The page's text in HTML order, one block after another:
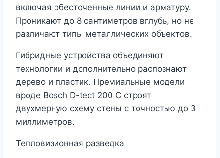
включая обесточенные линии и арматуру.
Проникают до 8 сантиметров вглубь, но не
различают типы металлических объектов.
Гибридные устройства объединяют
технологии и дополнительно распознают
дерево и пластик. Премиальные модели
вроде Bosch D-tect 200 C строят
двухмерную схему стены с точностью до 3
миллиметров.
Тепловизионная разведка